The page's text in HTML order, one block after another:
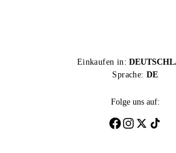
Einkaufen in:
Sprache: DE
Folge uns auf: